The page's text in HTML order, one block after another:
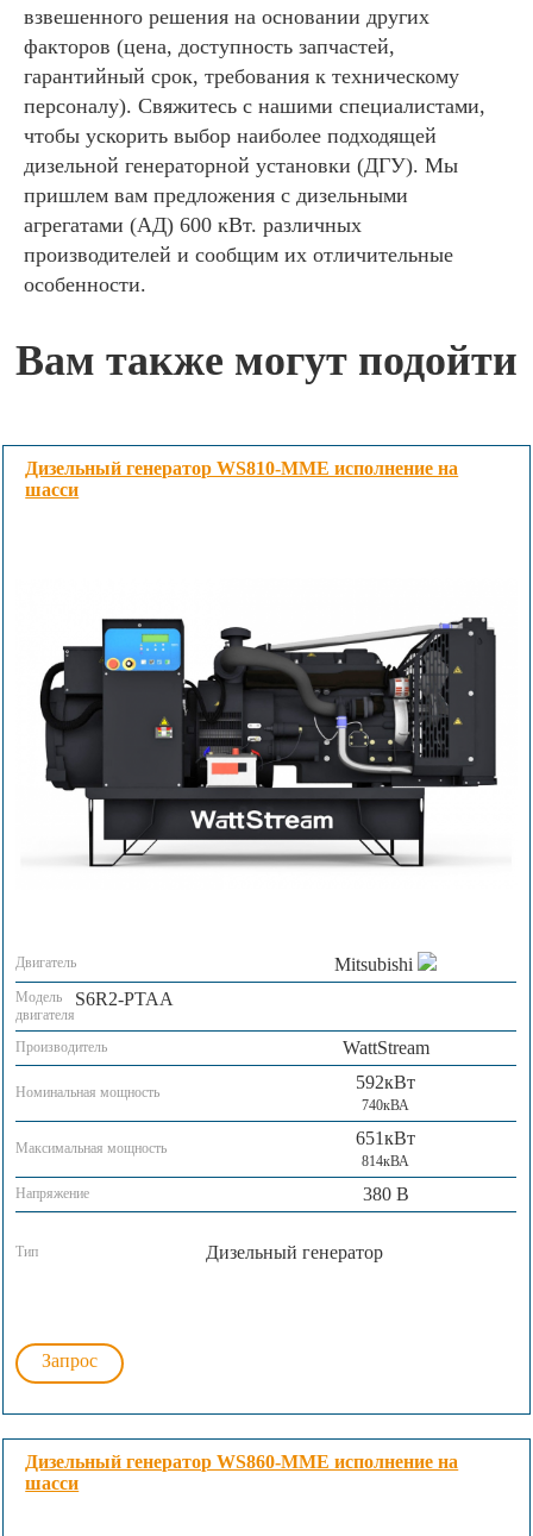
взвешенного решения на основании других
факторов (цена, доступность запчастей,
гарантийный срок, требования к техническому
персоналу). Свяжитесь с нашими специалистами,
чтобы ускорить выбор наиболее подходящей
дизельной генераторной установки (ДГУ). Мы
пришлем вам предложения с дизельными
агрегатами (АД) 600 кВт. различных
производителей и сообщим их отличительные
особенности.
Вам также могут подойти
Дизельный генератор WS810-MME исполнение на
шасси
Двигатель Mitsubishi
Модель
двигателя
S6R2-PTAA
Производитель WattStream
Номинальная мощность 592кВт
740кВА
Максимальная мощность 651кВт
814кВА
Напряжение
380 В
Тип Дизельный генератор
Запрос
Дизельный генератор WS860-MME исполнение на
шасси